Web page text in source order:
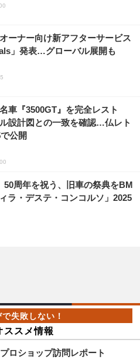
ーナー向け新アフターサービス
」発表…グローバル展開も
車『3500GT』を完全レスト
設計図との一致を確認…仏レト
公開
50周年を祝う、旧車の祭典をBM
ラ・デステ・コンコルソ」2025
ススメ情報
ロショップ訪問レポート